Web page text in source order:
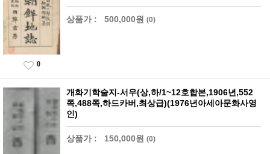
상품가 : 500,000원 (0)
0
개화기학술지-서우(상,하/1~12호합본,1906년,552
쪽,488쪽,하드카버,최상급)(1976년아세아문화사영
인)
상품가 : 150,000원 (0)